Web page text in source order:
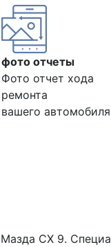
фото отчеты
Фото отчет хода
ремонта
вашего автомобиля
СХ 9.